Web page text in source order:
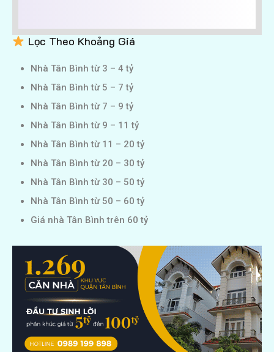
Lọc Theo Khoảng Giá
Nhà Tân Bình từ 3 – 4 tỷ
Nhà Tân Bình từ 5 – 7 tỷ
Nhà Tân Bình từ 7 – 9 tỷ
Nhà Tân Bình từ 9 – 11 tỷ
Nhà Tân Bình từ 11 – 20 tỷ
Nhà Tân Bình từ 20 – 30 tỷ
Nhà Tân Bình từ 30 – 50 tỷ
Nhà Tân Bình từ 50 – 60 tỷ
Giá nhà Tân Bình trên 60 tỷ